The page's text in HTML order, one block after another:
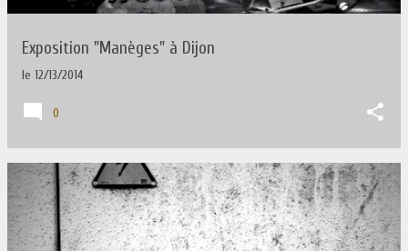
Exposition "Manèges" à Dijon
le 12/13/2014
0